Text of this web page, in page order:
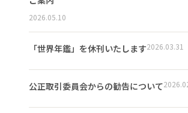
2026.05.10
「世界年鑑」を休刊いたします2026.03.31
公正取引委員会からの勧告について